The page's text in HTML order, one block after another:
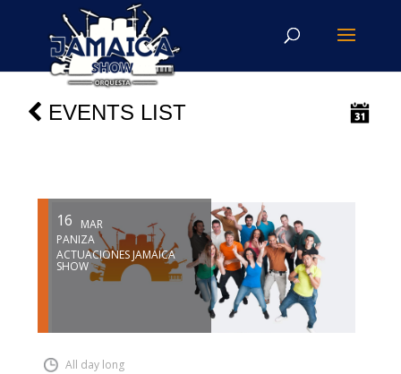
EVENTS LIST
16
MAR
PANIZA
ACTUACIONES JAMAICA
SHOW
All day long